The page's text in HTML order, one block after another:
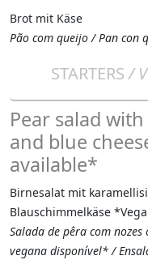
Brot mit Käse
Pão com queijo / Pan con
STARTERS/
Pear salad
and blue
available*
Birnesalat mit
Blauschimmelkäse
Salada de pêra com
vegana disponível* /